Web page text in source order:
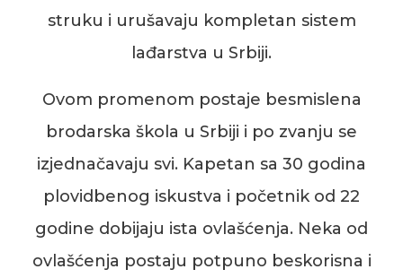
struku i urušavaju kompletan sistem
lađarstva u Srbiji.
Ovom promenom postaje besmislena
brodarska škola u Srbiji i po zvanju se
izjednačavaju svi. Kapetan sa 30 godina
plovidbenog iskustva i početnik od 22
godine dobijaju ista ovlašćenja. Neka od
ovlašćenja postaju potpuno beskorisna i